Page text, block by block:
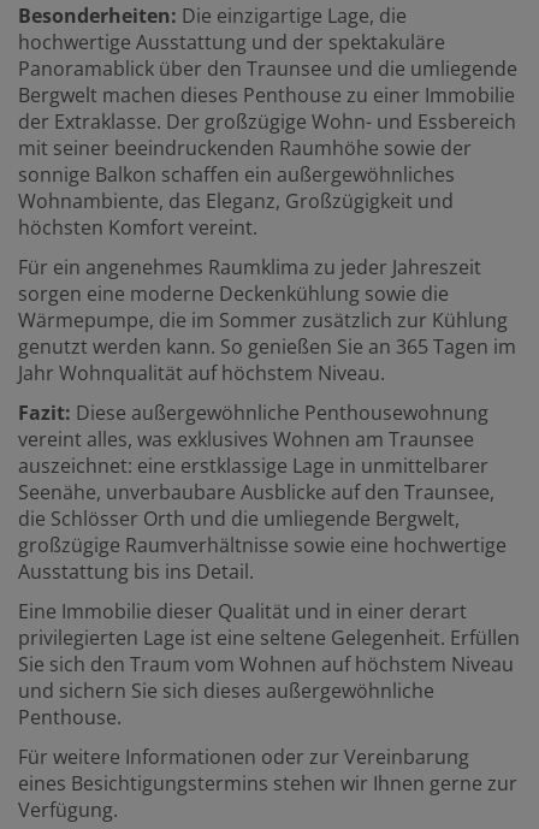
Besonderheiten: Die einzigartige Lage, die
hochwertige Ausstattung und der spektakuläre
Panoramablick über den Traunsee und die umliegende
Bergwelt machen dieses Penthouse zu einer Immobilie
der Extraklasse. Der großzügige Wohn- und Essbereich
mit seiner beeindruckenden Raumhöhe sowie der
sonnige Balkon schaffen ein außergewöhnliches
Wohnambiente, das Eleganz, Großzügigkeit und
höchsten Komfort vereint.
Für ein angenehmes Raumklima zu jeder Jahreszeit
sorgen eine moderne Deckenkühlung sowie die
Wärmepumpe, die im Sommer zusätzlich zur Kühlung
genutzt werden kann. So genießen Sie an 365 Tagen im
Jahr Wohnqualität auf höchstem Niveau.
Fazit: Diese außergewöhnliche Penthousewohnung
vereint alles, was exklusives Wohnen am Traunsee
auszeichnet: eine erstklassige Lage in unmittelbarer
Seenähe, unverbaubare Ausblicke auf den Traunsee,
die Schlösser Orth und die umliegende Bergwelt,
großzügige Raumverhältnisse sowie eine hochwertige
Ausstattung bis ins Detail.
Eine Immobilie dieser Qualität und in einer derart
privilegierten Lage ist eine seltene Gelegenheit. Erfüllen
Sie sich den Traum vom Wohnen auf höchstem Niveau
und sichern Sie sich dieses außergewöhnliche
Penthouse.
Für weitere Informationen oder zur Vereinbarung
eines Besichtigungstermins stehen wir Ihnen gerne zur
Verfügung.